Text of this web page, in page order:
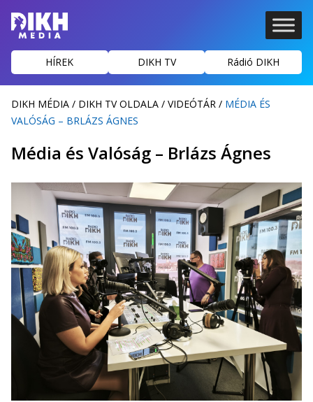
HÍREK DIKH TV Rádió DIKH
DIKH MÉDIA / DIKH TV OLDALA / VIDEÓTÁR / MÉDIA ÉS
VALÓSÁG – BRLÁZS ÁGNES
Média és Valóság – Brlázs Ágnes